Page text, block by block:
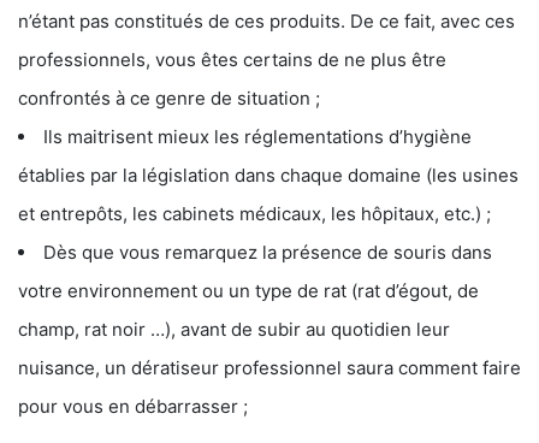
n’étant pas constitués de ces produits. De ce fait, avec ces
professionnels, vous êtes certains de ne plus être
confrontés à ce genre de situation ;
Ils maitrisent mieux les réglementations d’hygiène
établies par la législation dans chaque domaine (les usines
et entrepôts, les cabinets médicaux, les hôpitaux, etc.) ;
Dès que vous remarquez la présence de souris dans
votre environnement ou un type de rat (rat d’égout, de
champ, rat noir …), avant de subir au quotidien leur
nuisance, un dératiseur professionnel saura comment faire
pour vous en débarrasser ;